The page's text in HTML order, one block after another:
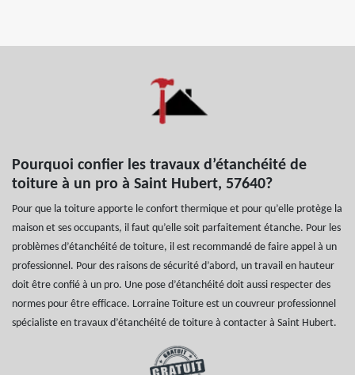
Pourquoi confier les travaux d’étanchéité de
toiture à un pro à Saint Hubert, 57640?
Pour que la toiture apporte le confort thermique et pour qu’elle protège la
maison et ses occupants, il faut qu’elle soit parfaitement étanche. Pour les
problèmes d’étanchéité de toiture, il est recommandé de faire appel à un
professionnel. Pour des raisons de sécurité d’abord, un travail en hauteur
doit être confié à un pro. Une pose d’étanchéité doit aussi respecter des
normes pour être efficace. Lorraine Toiture est un couvreur professionnel
spécialiste en travaux d’étanchéité de toiture à contacter à Saint Hubert.